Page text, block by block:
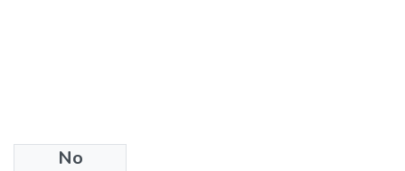
No